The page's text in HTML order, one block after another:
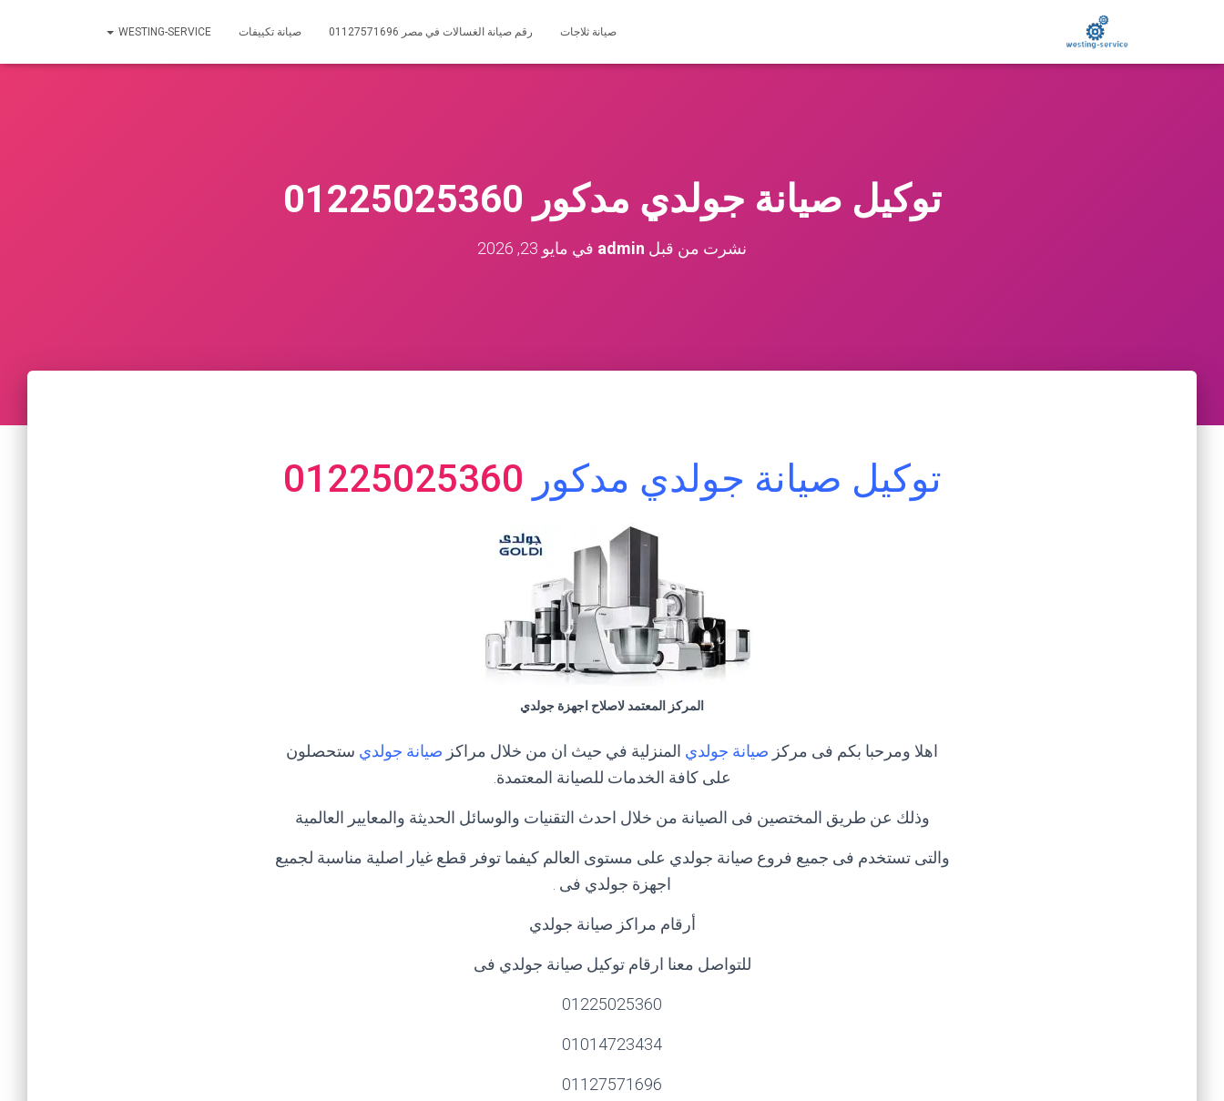
صيانة ثلاجات رقم صيانة الغسالات في مصر 01127571696 صيانة تكييفات WESTING-SERVICE
توكيل صيانة جولدي مدكور 01225025360
نشرت من قبل admin في مايو 23, 2026
توكيل صيانة جولدي مدكور 01225025360
المركز المعتمد لاصلاح اجهزة جولدي
اهلا ومرحبا بكم فى مركز صيانة جولدي المنزلية في حيث ان من خلال مراكز صيانة جولدي ستحصلون
على كافة الخدمات للصيانة المعتمدة.
وذلك عن طريق المختصين فى الصيانة من خلال احدث التقنيات والوسائل الحديثة والمعايير العالمية
والتى تستخدم فى جميع فروع صيانة جولدي على مستوى العالم كيفما توفر قطع غيار اصلية مناسبة لجميع
اجهزة جولدي فى .
أرقام مراكز صيانة جولدي
للتواصل معنا ارقام توكيل صيانة جولدي فى
01225025360
01014723434
01127571696